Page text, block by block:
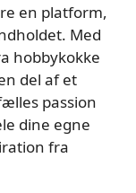
en platform,
Med
hobbykokke
del af et
passion
dine egne
fra